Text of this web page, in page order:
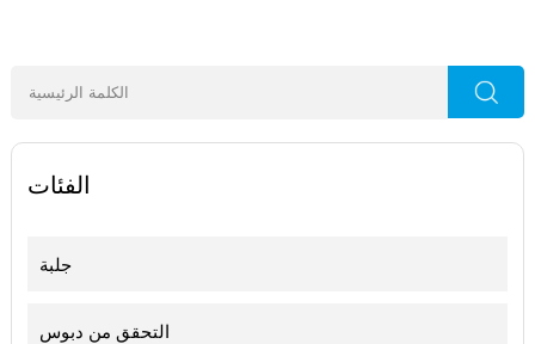
الفئات
جلبة
التحقق من دبوس